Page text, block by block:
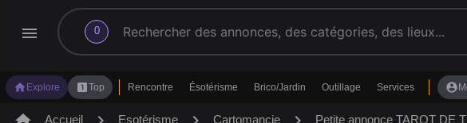
menu 0
search
home Explore looks_oneTop Rencontre Ésotérisme Brico/Jardin Outillage Services account_circle
Accueil Esotérisme Cartomancie Petite annonce TAROT DE